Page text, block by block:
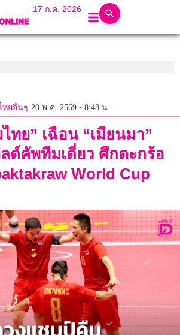
17 ก.ค. 2026
ทยอื่นๆ 20 พ.ค. 2569 • 8:48 น.
ทย” เฉือน “เมียนมา”
ด์คัพทีมเดี่ยว ศึกตะกร้อ
World Cup